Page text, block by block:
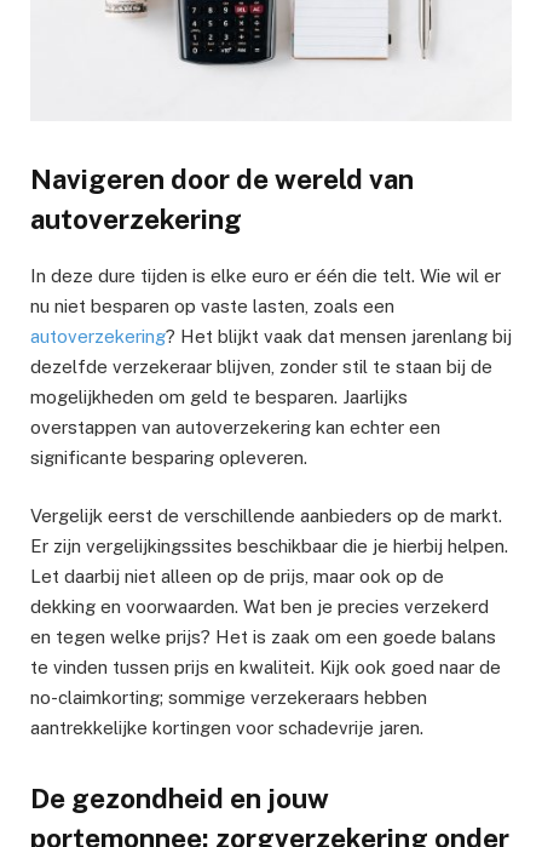
Navigeren door de wereld van
autoverzekering
In deze dure tijden is elke euro er één die telt. Wie wil er
nu niet besparen op vaste lasten, zoals een
autoverzekering? Het blijkt vaak dat mensen jarenlang bij
dezelfde verzekeraar blijven, zonder stil te staan bij de
mogelijkheden om geld te besparen. Jaarlijks
overstappen van autoverzekering kan echter een
significante besparing opleveren.
Vergelijk eerst de verschillende aanbieders op de markt.
Er zijn vergelijkingssites beschikbaar die je hierbij helpen.
Let daarbij niet alleen op de prijs, maar ook op de
dekking en voorwaarden. Wat ben je precies verzekerd
en tegen welke prijs? Het is zaak om een goede balans
te vinden tussen prijs en kwaliteit. Kijk ook goed naar de
no-claimkorting; sommige verzekeraars hebben
aantrekkelijke kortingen voor schadevrije jaren.
De gezondheid en jouw
portemonnee: zorgverzekering onder